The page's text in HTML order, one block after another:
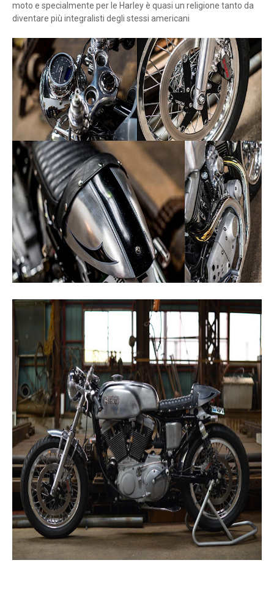
moto e specialmente per le Harley è quasi un religione tanto da
diventare più integralisti degli stessi americani